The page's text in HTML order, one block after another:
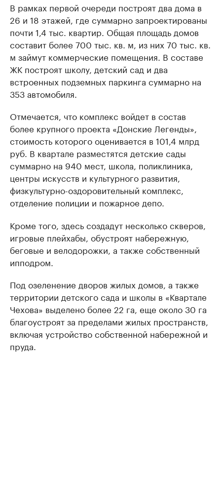
В рамках первой очереди построят два дома в
26 и 18 этажей, где суммарно запроектированы
почти 1,4 тыс. квартир. Общая площадь домов
составит более 700 тыс. кв. м, из них 70 тыс. кв.
м займут коммерческие помещения. В составе
ЖК построят школу, детский сад и два
встроенных подземных паркинга суммарно на
353 автомобиля.
Отмечается, что комплекс войдет в состав
более крупного проекта «Донские Легенды»,
стоимость которого оценивается в 101,4 млрд
руб. В квартале разместятся детские сады
суммарно на 940 мест, школа, поликлиника,
центры искусств и культурного развития,
физкультурно-оздоровительный комплекс,
отделение полиции и пожарное депо.
Кроме того, здесь создадут несколько скверов,
игровые плейхабы, обустроят набережную,
беговые и велодорожки, а также собственный
ипподром.
Под озеленение дворов жилых домов, а также
территории детского сада и школы в «Квартале
Чехова» выделено более 22 га, еще около 30 га
благоустроят за пределами жилых пространств,
включая устройство собственной набережной и
пруда.